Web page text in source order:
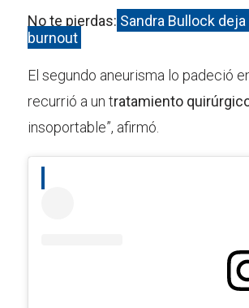
No te pierdas: Sandra Bullock
burnout
El segundo aneurisma lo padeció
recurrió a un tratamiento
insoportable”, afirmó.